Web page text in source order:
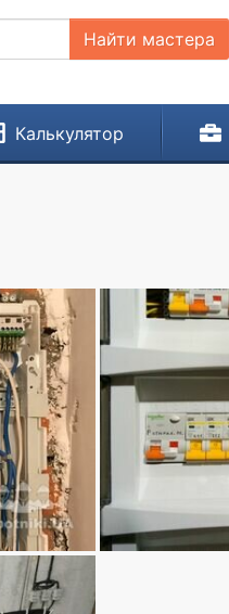
Найти мастера
Калькулятор